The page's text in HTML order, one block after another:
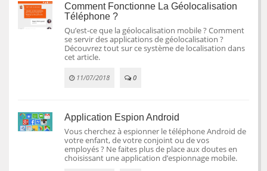
Comment Fonctionne La Géolocalisation
Téléphone ?
Qu’est-ce que la géolocalisation mobile ? Comment
se servir des applications de géolocalisation ?
Découvrez tout sur ce système de localisation dans
cet article.
11/07/2018 0
Application Espion Android
Vous cherchez à espionner le téléphone Android de
votre enfant, de votre conjoint ou de vos
employés ? Ne faites plus de place aux doutes en
choisissant une application d’espionnage mobile.